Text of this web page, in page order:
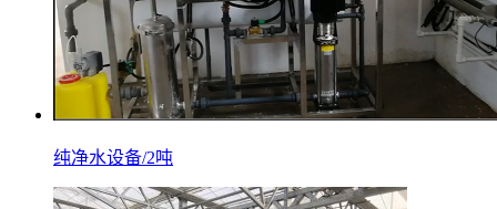
纯净水设备/2吨